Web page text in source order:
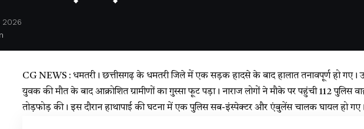
2026
CG NEWS : धमतरी। छत्तीसगढ़ के धमतरी जिले में एक सड़क हादसे के बाद हालात तनावपूर्ण हो गए।
युवक की मौत के बाद आक्रोशित ग्रामीणों का गुस्सा फूट पड़ा। नाराज लोगों ने मौके पर पहुंची 112
तोड़फोड़ की। इस दौरान हाथापाई की घटना में एक पुलिस सब-इंस्पेक्टर और एंबुलेंस चालक घायल हो गए।